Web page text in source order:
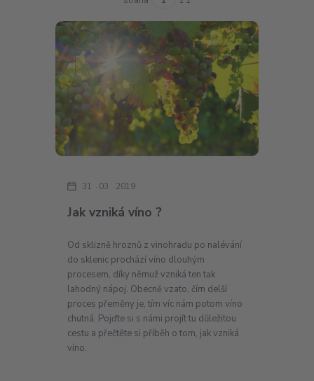
Jak vzniká víno ?
31 03 2019
Od sklizně hroznů z vinohradu po nalévání
do sklenic prochází víno dlouhým
procesem, díky němuž vzniká ten tak
lahodný nápoj. Obecně vzato, čím delší
proces přeměny je, tím víc nám potom víno
chutná. Pojďte si s námi projít tu důležitou
cestu a přečtěte si příběh o tom, jak vzniká
víno.